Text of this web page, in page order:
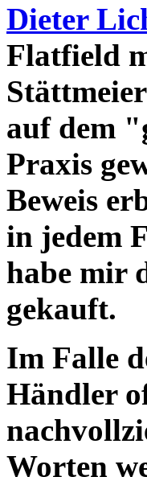
Dieter
Flatfield
auf dem
Praxis
Beweis
in jedem
habe mir
gekauft.
Im Falle
Händler
Worten